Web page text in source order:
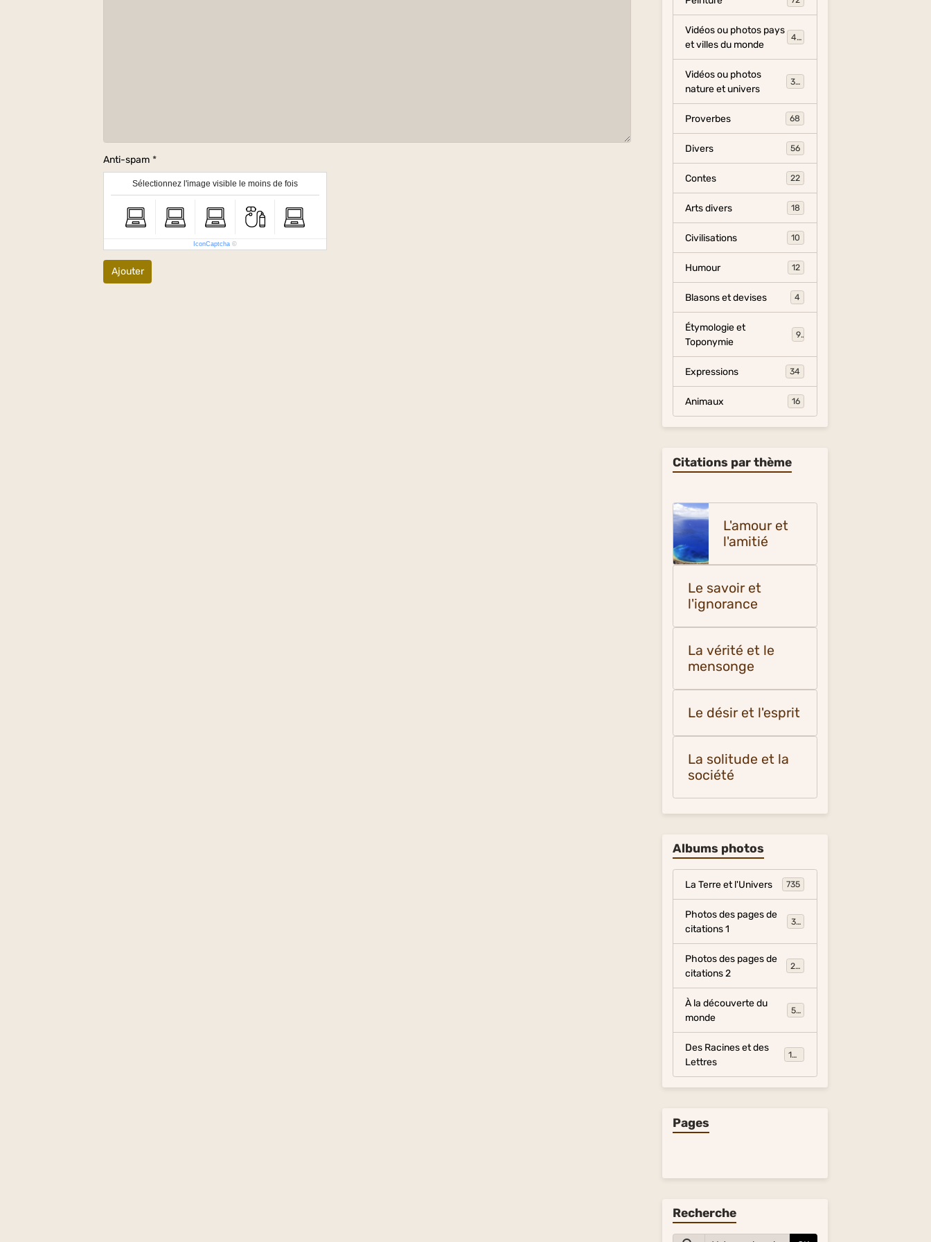
Anti-spam
Sélectionnez l'image visible le moins de fois
IconCaptcha ©
Ajouter
Vidéos ou photos pays
et villes du monde
454
Vidéos ou photos
nature et univers
325
Proverbes 68
Divers 56
Contes 22
Arts divers 18
Civilisations 10
Humour 12
Blasons et devises 4
Étymologie et
Toponymie
9
Expressions 34
Animaux 16
Citations par thème
L'amour et
l'amitié
Le savoir et
l'ignorance
La vérité et le
mensonge
Le désir et l'esprit
La solitude et la
société
Albums photos
La Terre et l'Univers 735
Photos des pages de
citations 1
317
Photos des pages de
citations 2
281
À la découverte du
monde
54
Des Racines et des
Lettres
134
Pages
Recherche